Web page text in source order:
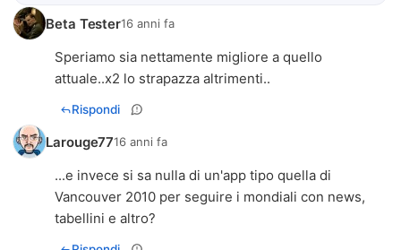
Beta Tester16 anni fa
Speriamo sia nettamente migliore a quello
attuale..x2 lo strapazza altrimenti..
Rispondi
Larouge7716 anni fa
...e invece si sa nulla di un'app tipo quella di
Vancouver 2010 per seguire i mondiali con news,
tabellini e altro?